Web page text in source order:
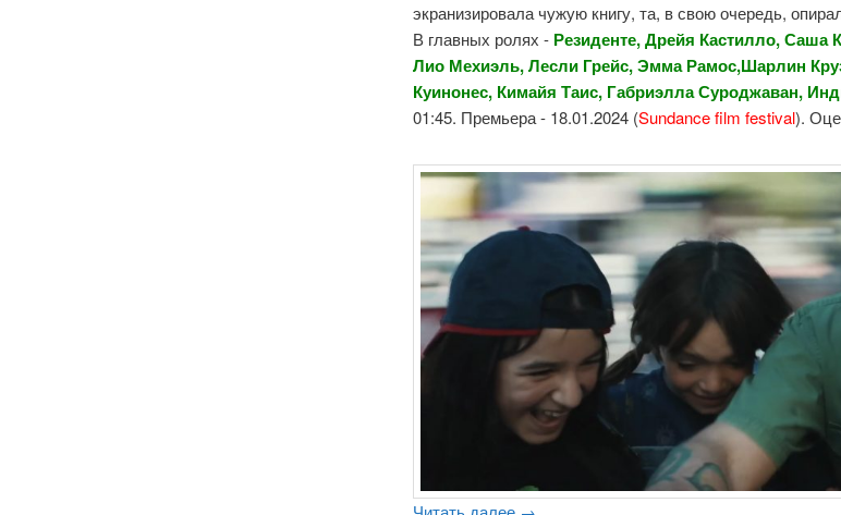
экранизировала чужую книгу, та, в свою очередь,
В главных ролях - Резиденте, Дрейя Кастилло, Саша
Лио Мехиэль, Лесли Грейс, Эмма Рамос,Шарлин
Куинонес, Кимайя Таис, ГабриэллаСуроджаван,
01:45. Премьера - 18.01.2024 (Sundance film festival).